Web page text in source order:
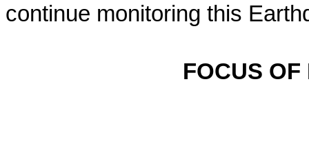
continue monitoring this
FOCUS